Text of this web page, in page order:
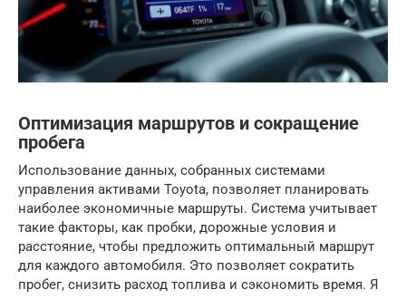
Оптимизация маршрутов и сокращение
пробега
Использование данных, собранных системами
управления активами Toyota, позволяет планировать
наиболее экономичные маршруты. Система учитывает
такие факторы, как пробки, дорожные условия и
расстояние, чтобы предложить оптимальный маршрут
для каждого автомобиля. Это позволяет сократить
пробег, снизить расход топлива и сэкономить время. Я